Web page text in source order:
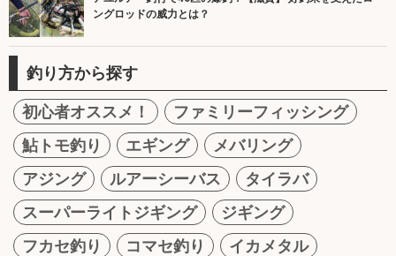
ングロッドの威力とは？
釣り方から探す
初心者オススメ！
ファミリーフィッシング
鮎トモ釣り
エギング
メバリング
アジング
ルアーシーバス
タイラバ
スーパーライトジギング
ジギング
フカセ釣り
コマセ釣り イカメタル